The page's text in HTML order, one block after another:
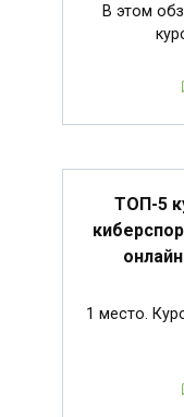
В этом
ТОП-5
1 место.